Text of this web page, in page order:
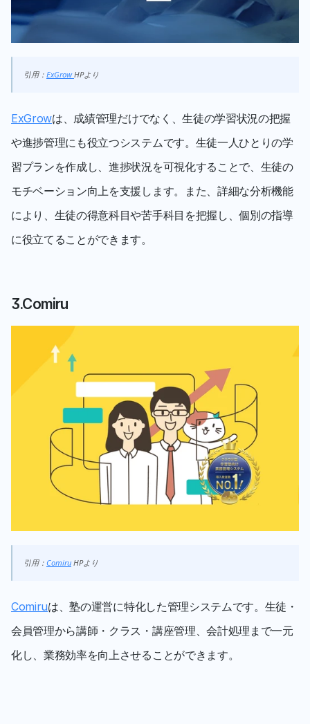
引用： ExGrow HPより
ExGrowは、成績管理だけでなく、生徒の学習状況の把握
や進捗管理にも役立つシステムです。生徒一人ひとりの学
習プランを作成し、進捗状況を可視化することで、生徒の
モチベーション向上を支援します。また、詳細な分析機能
により、生徒の得意科目や苦手科目を把握し、個別の指導
に役立てることができます。
3.Comiru
引用： Comiru HPより
Comiruは、塾の運営に特化した管理システムです。生徒・
会員管理から講師・クラス・講座管理、会計処理まで一元
化し、業務効率を向上させることができます。